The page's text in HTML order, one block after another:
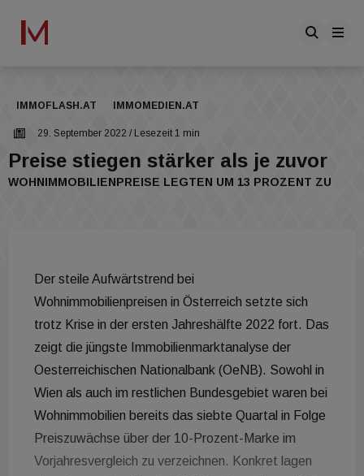
IMMOFLASH.AT IMMOMEDIEN.AT
29. September 2022 / Lesezeit 1 min
Preise stiegen stärker als je zuvor
WOHNIMMOBILIENPREISE LEGTEN UM 13 PROZENT ZU
Der steile Aufwärtstrend bei
Wohnimmobilienpreisen in Österreich setzte sich
trotz Krise in der ersten Jahreshälfte 2022 fort. Das
zeigt die jüngste Immobilienmarktanalyse der
Oesterreichischen Nationalbank (OeNB). Sowohl in
Wien als auch im restlichen Bundesgebiet waren bei
Wohnimmobilien bereits das siebte Quartal in Folge
Preiszuwächse über der 10-Prozent-Marke im
Vorjahresvergleich zu verzeichnen. Konkret lagen